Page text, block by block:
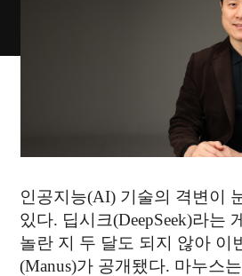
SMART LIVESTOCK
MAGAZINE
06 WHAT'S NEW
NEWS
인공지능(AI) 기술의 격변이
있다. 딥시크(DeepSeek)라는
놀란 지 두 달도 되지 않아 이
(Manus)가 공개됐다. 마누스